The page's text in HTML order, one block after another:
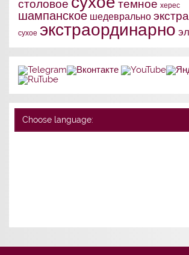
столовое темное херес
шампанское шедеврально
сухое экстраординарно
Choose language: